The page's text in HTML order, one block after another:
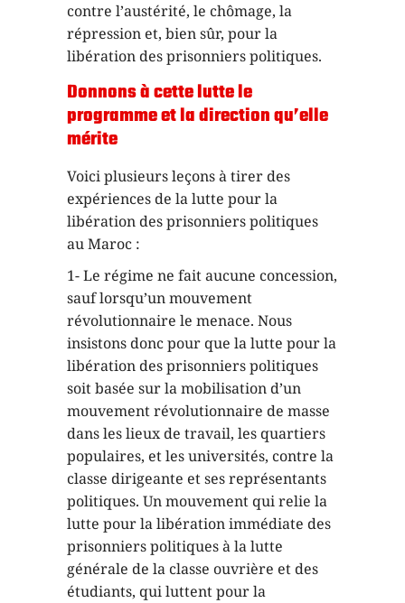
contre l’austérité, le chômage, la
répression et, bien sûr, pour la
libération des prisonniers politiques.
Donnons à cette lutte le
programme et la direction qu’elle
mérite
Voici plusieurs leçons à tirer des
expériences de la lutte pour la
libération des prisonniers politiques
au Maroc :
1- Le régime ne fait aucune concession,
sauf lorsqu’un mouvement
révolutionnaire le menace. Nous
insistons donc pour que la lutte pour la
libération des prisonniers politiques
soit basée sur la mobilisation d’un
mouvement révolutionnaire de masse
dans les lieux de travail, les quartiers
populaires, et les universités, contre la
classe dirigeante et ses représentants
politiques. Un mouvement qui relie la
lutte pour la libération immédiate des
prisonniers politiques à la lutte
générale de la classe ouvrière et des
étudiants, qui luttent pour la